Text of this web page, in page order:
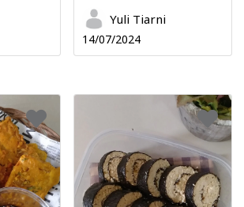
Yuli Tiarni
14/07/2024